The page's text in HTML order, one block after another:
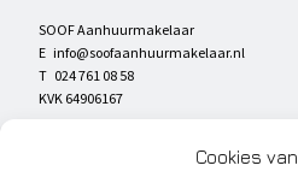
Cookies van
SOOF Aanhuurmakelaar
E info@soofaanhuurmakelaar.nl
T 024 761 08 58
KVK 64906167